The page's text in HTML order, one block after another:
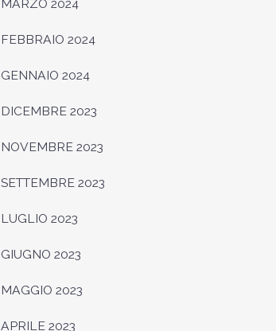
MARZO 2024
FEBBRAIO 2024
GENNAIO 2024
DICEMBRE 2023
NOVEMBRE 2023
SETTEMBRE 2023
LUGLIO 2023
GIUGNO 2023
MAGGIO 2023
APRILE 2023